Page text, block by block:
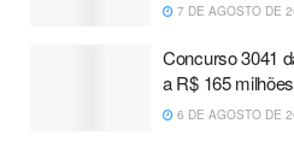
7 DE AGOSTO DE
Concurso 3041
a R$ 165
6 DE AGOSTO DE